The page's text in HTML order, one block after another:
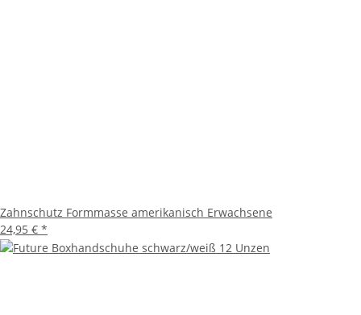
Zahnschutz Formmasse amerikanisch Erwachsene
24,95 € *